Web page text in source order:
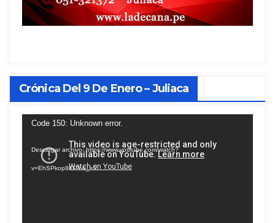
Crónica Del 9 De Enero – Juliaca
Reproductor
vídeo
Code 150: Unknown error.
Descargar archivo: https://www.youtube.com/watch?
v=EhSPkop8KPY&_=1